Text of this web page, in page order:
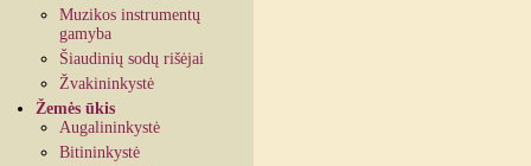
Muzikos instrumentų
gamyba
Šiaudinių sodų rišėjai
Žvakininkystė
Žemės ūkis
Augalininkystė
Bitininkystė